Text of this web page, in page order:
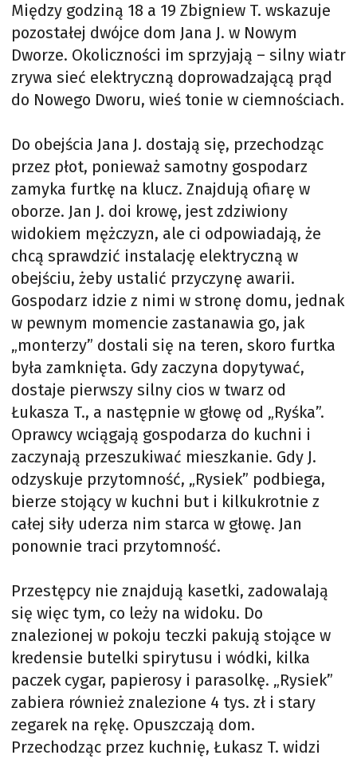
Między godziną 18 a 19 Zbigniew T. wskazuje
pozostałej dwójce dom Jana J. w Nowym
Dworze. Okoliczności im sprzyjają – silny wiatr
zrywa sieć elektryczną doprowadzającą prąd
do Nowego Dworu, wieś tonie w ciemnościach.
Do obejścia Jana J. dostają się, przechodząc
przez płot, ponieważ samotny gospodarz
zamyka furtkę na klucz. Znajdują ofiarę w
oborze. Jan J. doi krowę, jest zdziwiony
widokiem mężczyzn, ale ci odpowiadają, że
chcą sprawdzić instalację elektryczną w
obejściu, żeby ustalić przyczynę awarii.
Gospodarz idzie z nimi w stronę domu, jednak
w pewnym momencie zastanawia go, jak
„monterzy” dostali się na teren, skoro furtka
była zamknięta. Gdy zaczyna dopytywać,
dostaje pierwszy silny cios w twarz od
Łukasza T., a następnie w głowę od „Ryśka”.
Oprawcy wciągają gospodarza do kuchni i
zaczynają przeszukiwać mieszkanie. Gdy J.
odzyskuje przytomność, „Rysiek” podbiega,
bierze stojący w kuchni but i kilkukrotnie z
całej siły uderza nim starca w głowę. Jan
ponownie traci przytomność.
Przestępcy nie znajdują kasetki, zadowalają
się więc tym, co leży na widoku. Do
znalezionej w pokoju teczki pakują stojące w
kredensie butelki spirytusu i wódki, kilka
paczek cygar, papierosy i parasolkę. „Rysiek”
zabiera również znalezione 4 tys. zł i stary
zegarek na rękę. Opuszczają dom.
Przechodząc przez kuchnię, Łukasz T. widzi